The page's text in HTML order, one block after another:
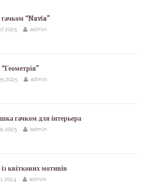
“Navia”
admin
admin
гачком для інтерьера
admin
квіткових мотивів
admin